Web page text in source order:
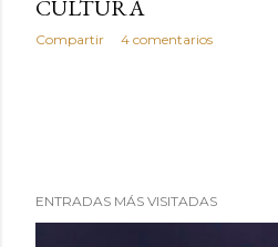
CULTURA
Compartir 4 comentarios
ENTRADAS MÁS VISITADAS